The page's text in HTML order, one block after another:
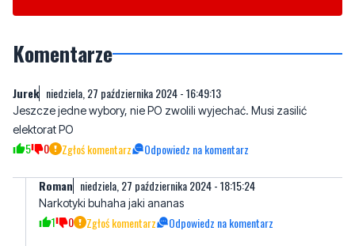
Komentarze
Jurek niedziela, 27 października 2024 - 16:49:13
Jeszcze jedne wybory, nie PO zwolili wyjechać. Musi zasilić
elektorat PO
5 0 Zgłoś komentarz Odpowiedz na komentarz
Roman niedziela, 27 października 2024 - 18:15:24
Narkotyki buhaha jaki ananas
1 0 Zgłoś komentarz Odpowiedz na komentarz